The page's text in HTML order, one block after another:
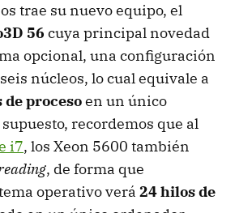
trae su nuevo equipo, el
56 cuya principal novedad
opcional, una configuración
núcleos, lo cual equivale a
de procesoen un único
recordemos que al
i7, los Xeon 5600 también
, de forma que
operativo verá 24 hilos de